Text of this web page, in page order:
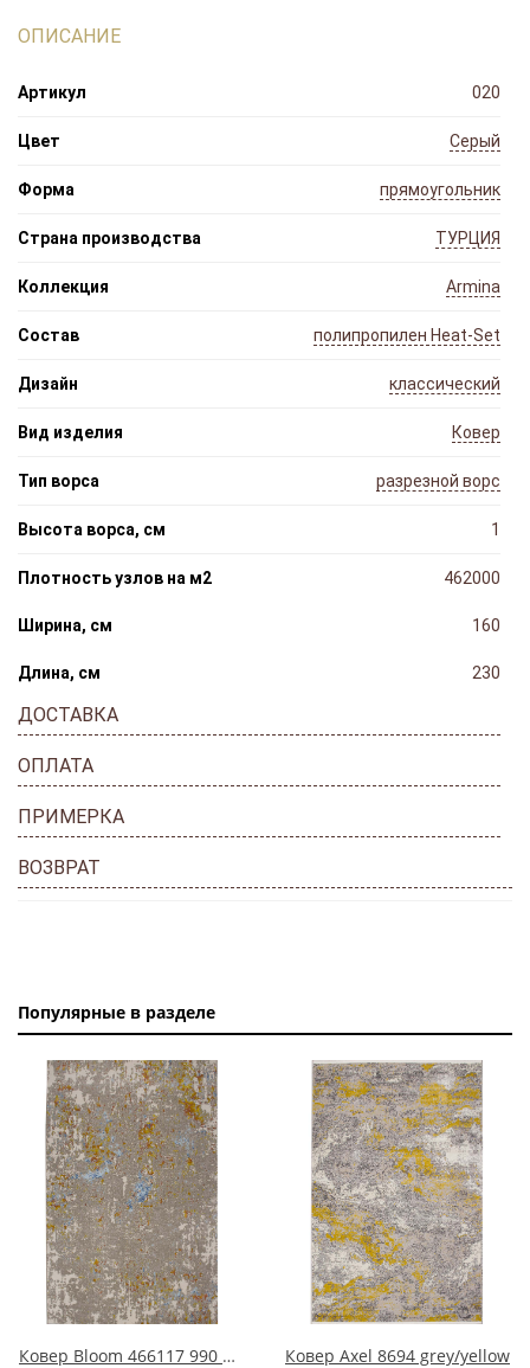
ОПИСАНИЕ
Артикул 020
Цвет Серый
Форма прямоугольник
Страна производства ТУРЦИЯ
Коллекция Armina
Состав полипропилен Heat-Set
Дизайн классический
Вид изделия Ковер
Тип ворса разрезной ворс
Высота ворса, см 1
Плотность узлов на м2 462000
Ширина, cм 160
Длина, cм 230
ДОСТАВКА
ОПЛАТА
ПРИМЕРКА
ВОЗВРАТ
Популярные в разделе
Ковер Bloom 466117 990 multy Ковер Axel 8694 grey/yellow